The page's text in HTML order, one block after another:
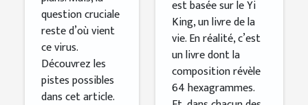
question cruciale
reste d’où vient
ce virus.
Découvrez les
pistes possibles
dans cet article.
est basée sur le Yi
King, un livre de la
vie. En réalité, c’est
un livre dont la
composition révèle
64 hexagrammes.